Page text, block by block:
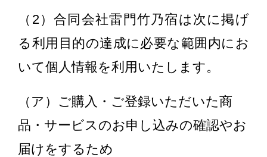
（2）合同会社雷門竹乃宿は次に掲げ
る利用目的の達成に必要な範囲内にお
いて個人情報を利用いたします。
（ア）ご購入・ご登録いただいた商
品・サービスのお申し込みの確認やお
届けをするため